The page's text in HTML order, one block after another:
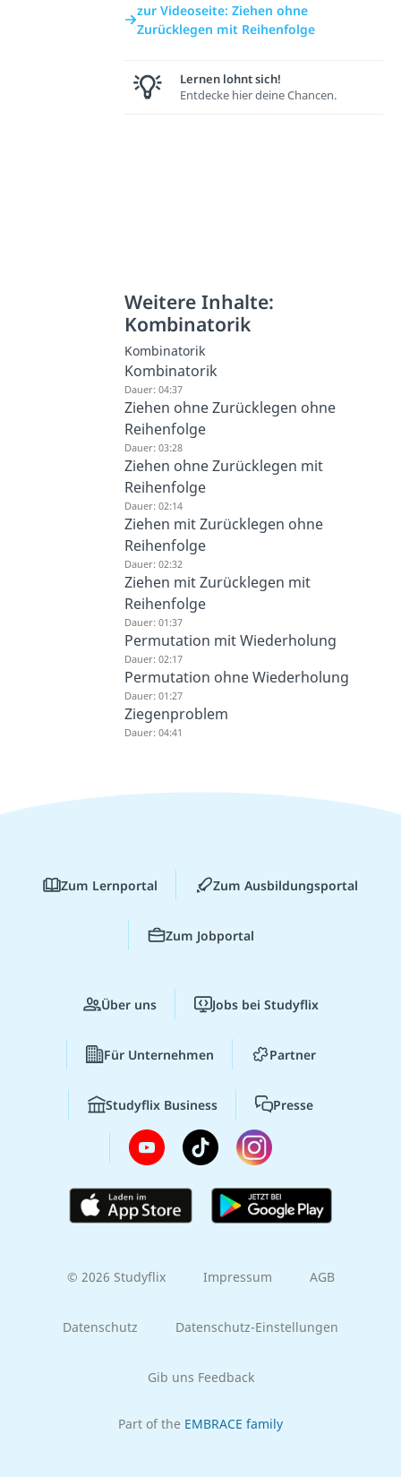
zur Videoseite: Ziehen ohne
Zurücklegen mit Reihenfolge
Lernen lohnt sich!
Entdecke hier deine Chancen.
Weitere Inhalte:
Kombinatorik
Kombinatorik
Kombinatorik
Dauer: 04:37
Ziehen ohne Zurücklegen ohne
Reihenfolge
Dauer: 03:28
Ziehen ohne Zurücklegen mit
Reihenfolge
Dauer: 02:14
Ziehen mit Zurücklegen ohne
Reihenfolge
Dauer: 02:32
Ziehen mit Zurücklegen mit
Reihenfolge
Dauer: 01:37
Permutation mit Wiederholung
Dauer: 02:17
Permutation ohne Wiederholung
Dauer: 01:27
Ziegenproblem
Dauer: 04:41
Zum Lernportal Zum Ausbildungsportal
Zum Jobportal
Über uns Jobs bei Studyflix
Für Unternehmen Partner
Studyflix Business Presse
© 2026 Studyflix Impressum AGB
Datenschutz Datenschutz-Einstellungen
Gib uns Feedback
Part of the EMBRACE family